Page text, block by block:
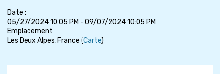
Date :
05/27/2024 10:05 PM - 09/07/2024 10:05 PM
Emplacement
Les Deux Alpes, France (Carte)